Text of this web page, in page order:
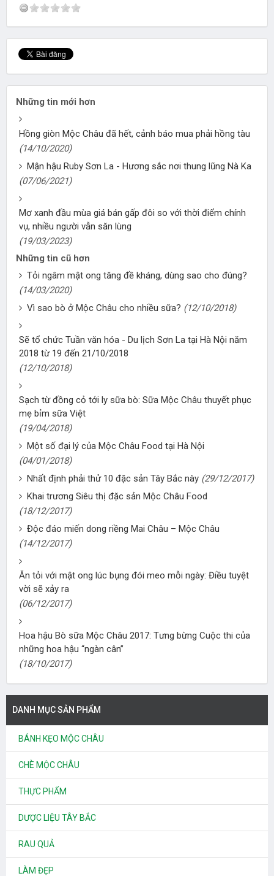
Những tin mới hơn
Hồng giòn Mộc Châu đã hết, cảnh báo mua phải hồng tàu
(14/10/2020)
Mận hậu Ruby Sơn La - Hương sắc nơi thung lũng Nà Ka
(07/06/2021)
Mơ xanh đầu mùa giá bán gấp đôi so với thời điểm chính
vụ, nhiều người vẫn săn lùng
(19/03/2023)
Những tin cũ hơn
Tỏi ngâm mật ong tăng đề kháng, dùng sao cho đúng?
(14/03/2020)
Vì sao bò ở Mộc Châu cho nhiều sữa? (12/10/2018)
Sẽ tổ chức Tuần văn hóa - Du lịch Sơn La tại Hà Nội năm
2018 từ 19 đến 21/10/2018
(12/10/2018)
Sạch từ đồng cỏ tới ly sữa bò: Sữa Mộc Châu thuyết phục
mẹ bỉm sữa Việt
(19/04/2018)
Một số đại lý của Mộc Châu Food tại Hà Nội
(04/01/2018)
Nhất định phải thử 10 đặc sản Tây Bắc này (29/12/2017)
Khai trương Siêu thị đặc sản Mộc Châu Food
(18/12/2017)
Độc đáo miến dong riềng Mai Châu – Mộc Châu
(14/12/2017)
Ăn tỏi với mật ong lúc bụng đói meo mỗi ngày: Điều tuyệt
vời sẽ xảy ra
(06/12/2017)
Hoa hậu Bò sữa Mộc Châu 2017: Tưng bừng Cuộc thi của
những hoa hậu “ngàn cân”
(18/10/2017)
DANH MỤC SẢN PHẨM
BÁNH KẸO MỘC CHÂU
CHÈ MỘC CHÂU
THỰC PHẨM
DƯỢC LIỆU TÂY BẮC
RAU QUẢ
LÀM ĐẸP